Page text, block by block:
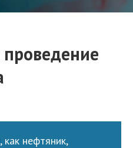
нефтяник,